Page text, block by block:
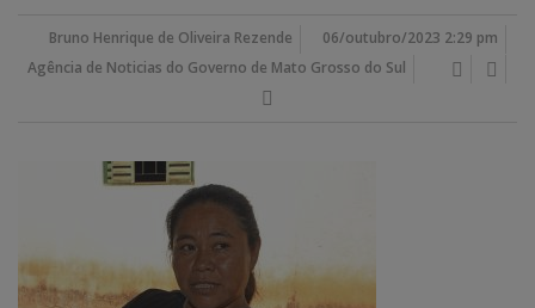
Bruno Henrique de Oliveira Rezende
06/outubro/2023 2:29 pm
Agência de Noticias do Governo de Mato Grosso do Sul